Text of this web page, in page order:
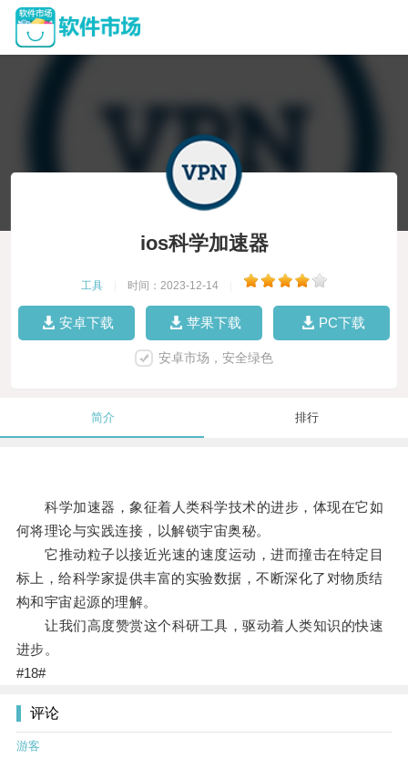
ios科学加速器
工具 时间：2023-12-14
安卓下载 苹果下载 PC下载
安卓市场，安全绿色
简介 排行
科学加速器，象征着人类科学技术的进步，体现在它如
何将理论与实践连接，以解锁宇宙奥秘。
它推动粒子以接近光速的速度运动，进而撞击在特定目
标上，给科学家提供丰富的实验数据，不断深化了对物质结
构和宇宙起源的理解。
让我们高度赞赏这个科研工具，驱动着人类知识的快速
进步。
#18#
评论
游客